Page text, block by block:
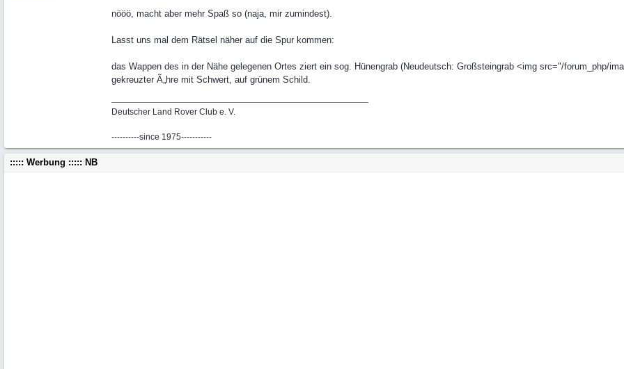
nööö, macht aber mehr Spaß so (naja, mir zumindest).
Lasst uns mal dem Rätsel näher auf die Spur kommen:
das Wappen des in der Nähe gelegenen Ortes ziert ein sog. Hünengrab (Neudeutsch: Großsteingrab <img src="/forum_php/
gekreuzter Ã„hre mit Schwert, auf grünem Schild.
Deutscher Land Rover Club e. V.
----------since 1975-----------
::::: Werbung ::::: NB